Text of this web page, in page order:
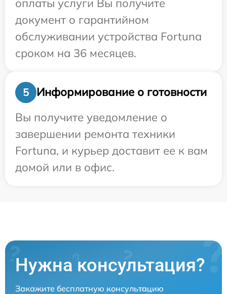
оплаты услуги Вы получите
документ о гарантийном
обслуживании устройства Fortuna
сроком на 36 месяцев.
5
Информирование о готовности
Вы получите уведомление о
завершении ремонта техники
Fortuna, и курьер доставит ее к вам
домой или в офис.
Нужна консультация?
Закажите бесплатную консультацию